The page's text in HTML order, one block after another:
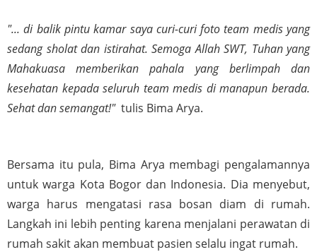
"... di balik pintu kamar saya curi-curi foto team medis yang
sedang sholat dan istirahat. Semoga Allah SWT, Tuhan yang
Mahakuasa memberikan pahala yang berlimpah dan
kesehatan kepada seluruh team medis di manapun berada.
Sehat dan semangat!" tulis Bima Arya.
Bersama itu pula, Bima Arya membagi pengalamannya
untuk warga Kota Bogor dan Indonesia. Dia menyebut,
warga harus mengatasi rasa bosan diam di rumah.
Langkah ini lebih penting karena menjalani perawatan di
rumah sakit akan membuat pasien selalu ingat rumah.